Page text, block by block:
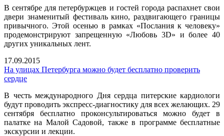
В сентябре для петербуржцев и гостей города распахнет свои
двери знаменитый фестиваль кино, раздвигающего границы
привычного. Этой осенью в рамках «Послания к человеку»
продемонстрируют запрещенную «Любовь 3D» и более 40
других уникальных лент.
17.09.2015
На улицах Петербурга можно будет бесплатно проверить
сердце
В честь международного Дня сердца питерские кардиологи
будут проводить экспресс-диагностику для всех желающих. 29
сентября бесплатно проконсультироваться можно будет в
палатке на Малой Садовой, также в программе бесплатные
экскурсии и лекции.